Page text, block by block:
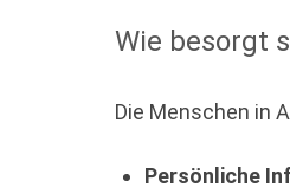
Wie besorgt
Die Menschen in
Persönliche